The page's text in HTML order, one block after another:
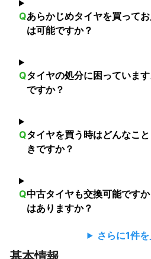
Qあらかじめタイヤを買って
は可能ですか？
Qタイヤの処分に困っていま
ですか？
Qタイヤを買う時はどんなこ
きですか？
Q中古タイヤも交換可能です
はありますか？
さらに1件